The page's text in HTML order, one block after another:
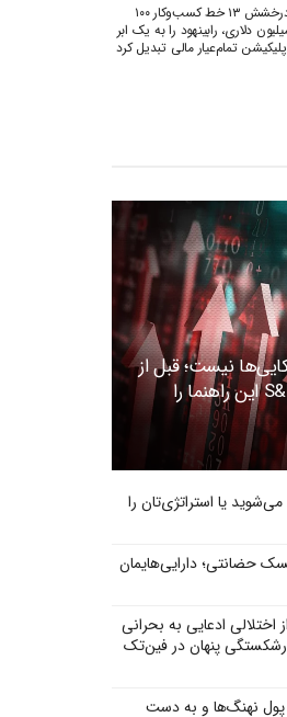
درخشش ۱۳ خط کسب‌وکار ۱۰۰
دلاری، رابینهود را به یک ابر
تمام‌عیار مالی تبدیل کرد
نیست؛ قبل از
خرید اپل، انویدیا یا S&P 500 این راهنما را
یا استراتژی‌تان را
حضانتی؛ دارایی‌هایمان
ادعایی به بحرانی
پنهان در فین‌تک
پول‌ نهنگ‌ها و به دست